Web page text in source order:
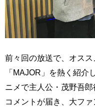
前々回の放送で、オス
「MAJOR」を熱く紹介
ニメで主人公・茂野吾
コメントが届き、大フ